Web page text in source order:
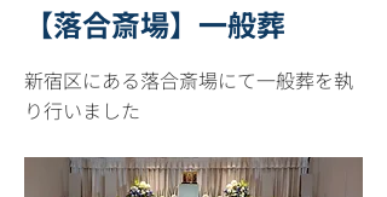
【落合斎場】一般葬
新宿区にある落合斎場にて一般葬を執
り行いました